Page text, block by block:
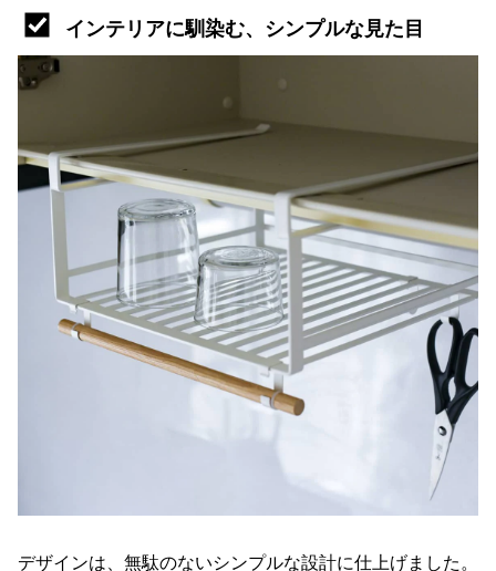
インテリアに馴染む、シンプルな見た目
デザインは、無駄のないシンプルな設計に仕上げました。